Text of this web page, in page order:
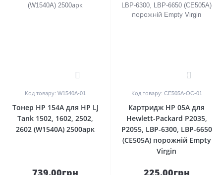
Код товару: W1540A-01
Тонер HP 154A для HP LJ
Tank 1502, 1602, 2502,
2602 (W1540A) 2500арк
Код товару: CE505A-OC-01
Картридж HP 05A для
Hewlett-Packard P2035,
P2055, LBP-6300, LBP-6650
(CE505A) порожній Empty
Virgin